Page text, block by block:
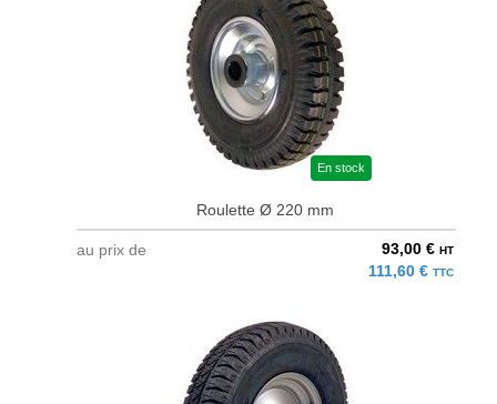
En stock
Roulette Ø 220 mm
au prix de 93,00 € HT
111,60 € TTC